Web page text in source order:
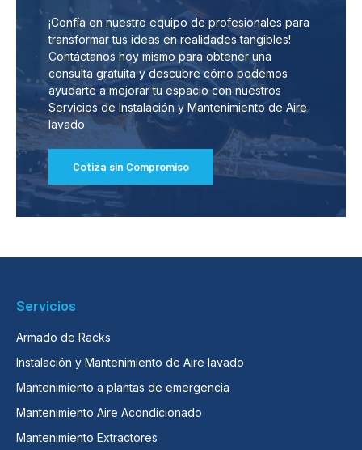
¡Confía en nuestro equipo de profesionales para
transformar tus ideas en realidades tangibles!
Contáctanos hoy mismo para obtener una
consulta gratuita y descubre cómo podemos
ayudarte a mejorar tu espacio con nuestros
Servicios de Instalación y Mantenimiento de Aire
lavado
Cotiza sin Compromiso
Servicios
Armado de Racks
Instalación y Mantenimiento de Aire lavado
Mantenimiento a plantas de emergencia
Mantenimiento Aire Acondicionado
Mantenimiento Extractores